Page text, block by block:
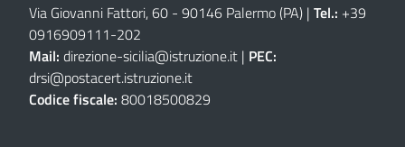
Via Giovanni Fattori, 60 - 90146 Palermo (PA) | Tel.: +39
0916909111-202
Mail: direzione-sicilia@istruzione.it | PEC:
drsi@postacert.istruzione.it
Codice fiscale: 80018500829